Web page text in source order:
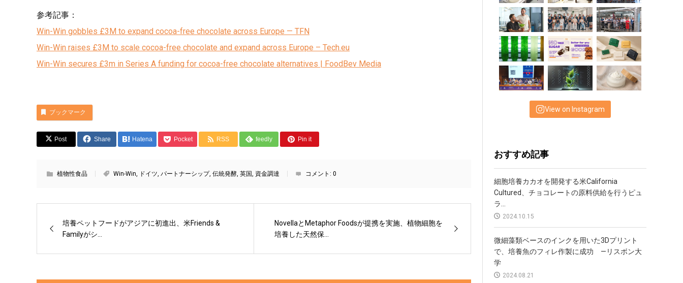
参考記事：
Win-Win gobbles £3M to expand cocoa-free chocolate across Europe — TFN
Win-Win raises £3M to scale cocoa-free chocolate and expand across Europe – Tech.eu
Win-Win secures £3m in Series A funding for cocoa-free chocolate alternatives | FoodBev Media
ブックマーク
Post Share Hatena Pocket RSS feedly Pin it
植物性食品 Win-Win, ドイツ, パートナーシップ, 伝統発酵, 英国, 資金調達 コメント: 0
培養ペットフードがアジアに初進出、米Friends &
Familyがシ...
NovellaとMetaphor Foodsが提携を実施、植物細胞を
培養した天然保...
View on Instagram
おすすめ記事
細胞培養カカオを開発する米California
Cultured、チョコレートの原料供給を行うピュ
ラ...
2024.10.15
微細藻類ベースのインクを用いた3Dプリント
で、培養魚のフィレ作製に成功 —リスボン大
学
2024.08.21